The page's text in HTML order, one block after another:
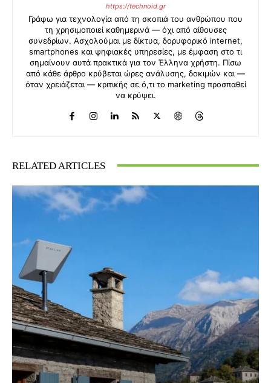
https://technoid.gr
Γράφω για τεχνολογία από τη σκοπιά του ανθρώπου που
τη χρησιμοποιεί καθημερινά — όχι από αίθουσες
συνεδρίων. Ασχολούμαι με δίκτυα, δορυφορικό internet,
smartphones και ψηφιακές υπηρεσίες, με έμφαση στο τι
σημαίνουν αυτά πρακτικά για τον Έλληνα χρήστη. Πίσω
από κάθε άρθρο κρύβεται ώρες ανάλυσης, δοκιμών και —
όταν χρειάζεται — κριτικής σε ό,τι το marketing προσπαθεί
να κρύψει.
RELATED ARTICLES